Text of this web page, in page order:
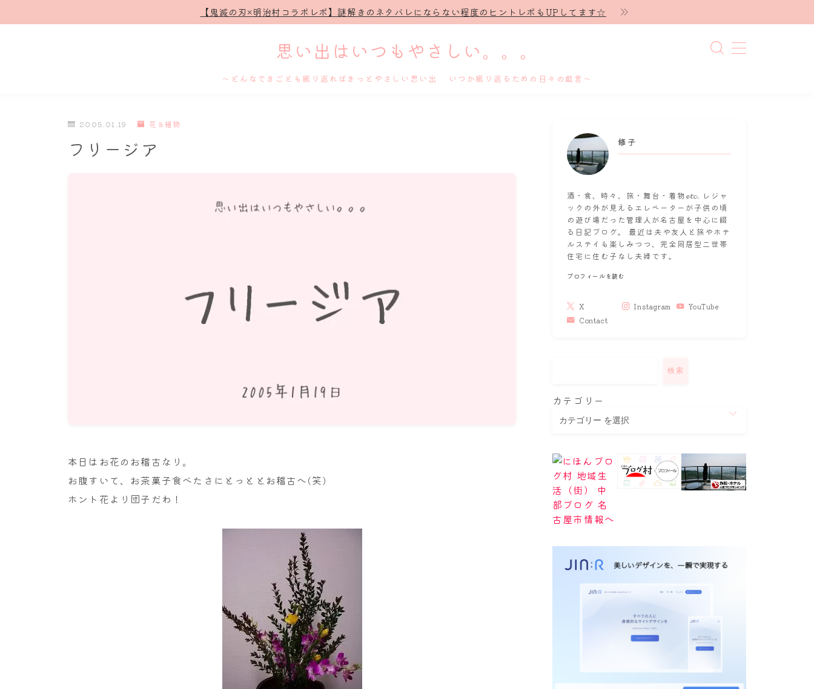
【鬼滅の刃×明治村コラボレポ】謎解きのネタバレにならない程度のヒントレポもUPしてます☆
思い出はいつもやさしい。。。
～どんなできごとも振り返ればきっとやさしい思い出 いつか振り返るための日々の戯言～
名古屋
2005.01.19 花＆植物
フリージア
本日はお花のお稽古なり。
お腹すいて、お茶菓子食べたさにとっととお稽古へ(笑)
ホント花より団子だわ！
修子
酒・食、時々、旅・舞台・着物𝓮𝓽𝓬. レジャ
ックの外が見えるエレベーターが子供の頃
の遊び場だった管理人が名古屋を中心に綴
る日記ブログ。 最近は夫や友人と旅やホテ
ルステイも楽しみつつ、完全同居型二世帯
住宅に住む子なし夫婦です。
プロフィールを読む
X Instagram
YouTube
Contact
検索
カテゴリー